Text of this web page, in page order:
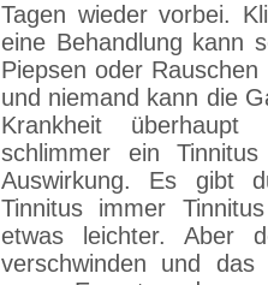
Tagen wieder vorbei.
eine Behandlung kann
Piepsen oder
und niemand kann die
Krankheit
schlimmer ein
Auswirkung. Es gibt
Tinnitus immer
etwas leichter. Aber
verschwinden und